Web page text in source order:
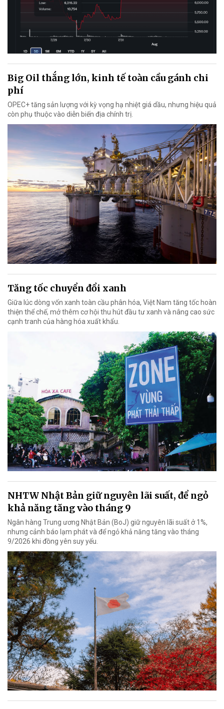
Big Oil thắng lớn, kinh tế toàn cầu gánh chi
phí
OPEC+ tăng sản lượng với kỳ vọng hạ nhiệt giá dầu, nhưng hiệu quả
còn phụ thuộc vào diễn biến địa chính trị.
Tăng tốc chuyển đổi xanh
Giữa lúc dòng vốn xanh toàn cầu phân hóa, Việt Nam tăng tốc hoàn
thiện thể chế, mở thêm cơ hội thu hút đầu tư xanh và nâng cao sức
cạnh tranh của hàng hóa xuất khẩu.
NHTW Nhật Bản giữ nguyên lãi suất, để ngỏ
khả năng tăng vào tháng 9
Ngân hàng Trung ương Nhật Bản (BoJ) giữ nguyên lãi suất ở 1%,
nhưng cảnh báo lạm phát và để ngỏ khả năng tăng vào tháng
9/2026 khi đồng yên suy yếu.